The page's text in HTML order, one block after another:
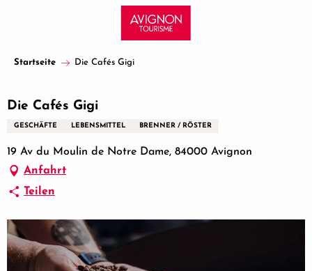
principal
Startseite Die Cafés Gigi
Die Cafés Gigi
GESCHÄFTE LEBENSMITTEL BRENNER / RÖSTER
19 Av du Moulin de Notre Dame, 84000 Avignon
Anfahrt
Teilen